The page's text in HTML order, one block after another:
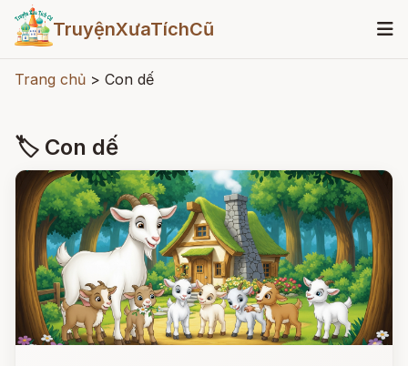
TruyệnXưaTíchCũ
Trang chủ > Con dế
🏷 Con dế